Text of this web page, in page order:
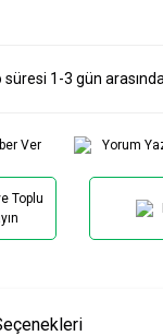
1-3 gün
Ver Yorum
Toplu